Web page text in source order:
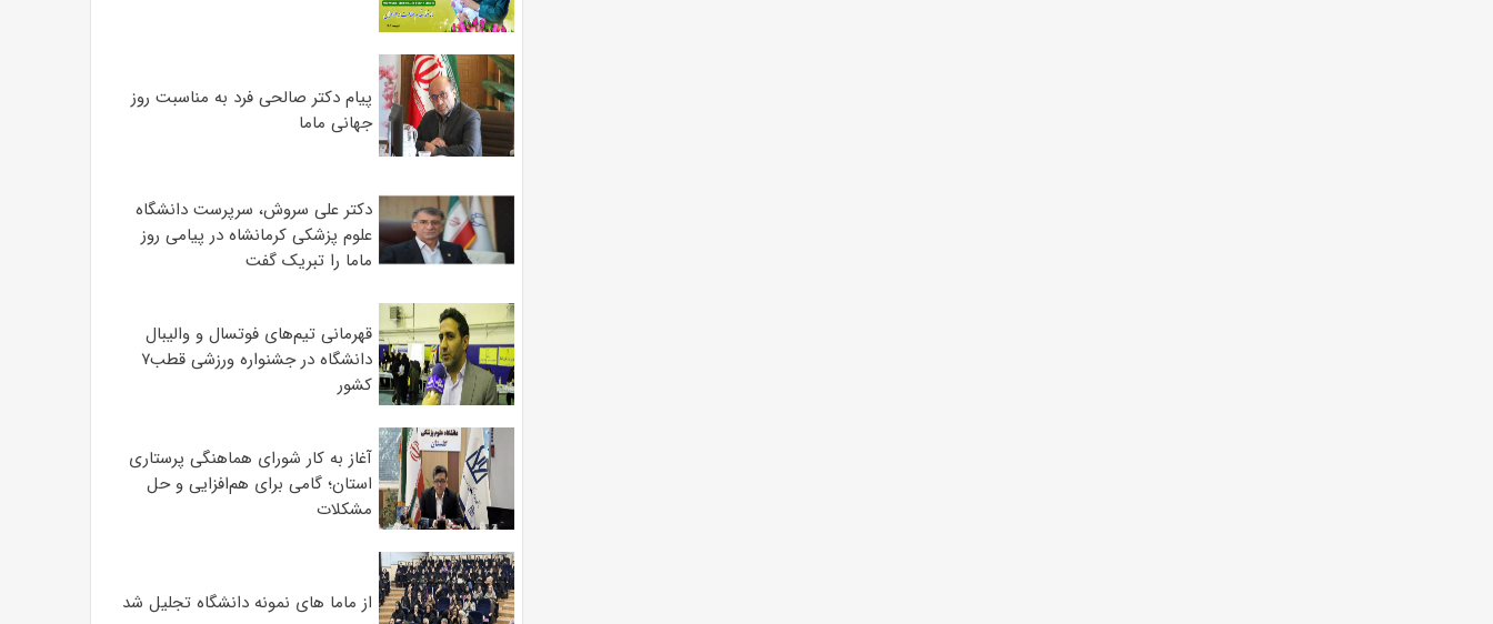
پیام دکتر صالحی فرد به مناسبت روز
جهانی ماما
دکتر علی سروش، سرپرست دانشگاه
علوم پزشکی کرمانشاه در پیامی روز
ماما را تبریک گفت
قهرمانی تیم‌های فوتسال و والیبال
دانشگاه در جشنواره ورزشی قطب۷
کشور
آغاز به کار شورای هماهنگی پرستاری
استان؛ گامی برای هم‌افزایی و حل
مشکلات
از ماما های نمونه دانشگاه تجلیل شد